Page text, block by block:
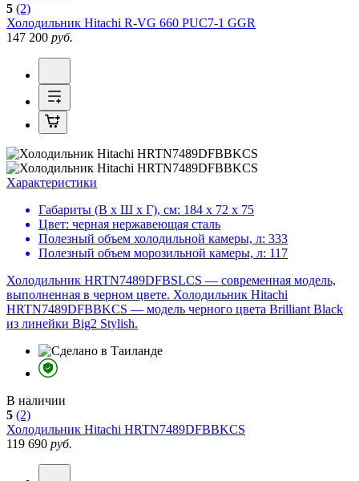
5 (2)
Холодильник Hitachi R-VG 660 PUC7-1 GGR
147 200 руб.
Характеристики
Габариты (В х Ш х Г), см: 184 х 72 х 75
Цвет: черная нержавеющая сталь
Полезный объем холодильной камеры, л: 333
Полезный объем морозильной камеры, л: 117
Холодильник HRTN7489DFBSLCS — современная модель,
выполненная в черном цвете. Холодильник Hitachi
HRTN7489DFBBKCS — модель черного цвета Brilliant Black
из линейки Big2 Stylish.
В наличии
5 (2)
Холодильник Hitachi HRTN7489DFBBKCS
119 690 руб.